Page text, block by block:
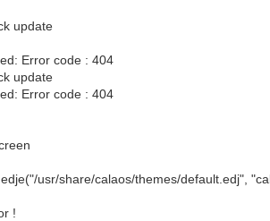
update
Error code : 404
update
Error code : 404
usr/share/calaos/themes/default.edj",
!